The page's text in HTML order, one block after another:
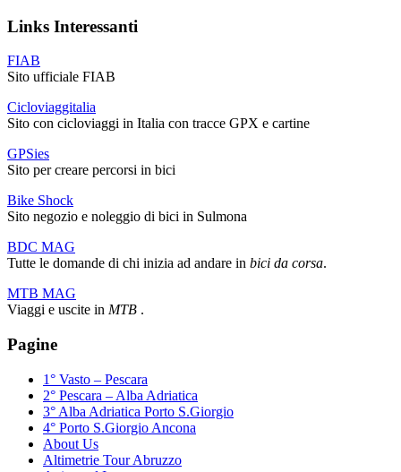
Links Interessanti
FIAB
Sito ufficiale FIAB
Cicloviaggitalia
Sito con cicloviaggi in Italia con tracce GPX e cartine
GPSies
Sito per creare percorsi in bici
Bike Shock
Sito negozio e noleggio di bici in Sulmona
BDC MAG
Tutte le domande di chi inizia ad andare in bici da corsa.
MTB MAG
Viaggi e uscite in MTB .
Pagine
1° Vasto – Pescara
2° Pescara – Alba Adriatica
3° Alba Adriatica Porto S.Giorgio
4° Porto S.Giorgio Ancona
About Us
Altimetrie Tour Abruzzo